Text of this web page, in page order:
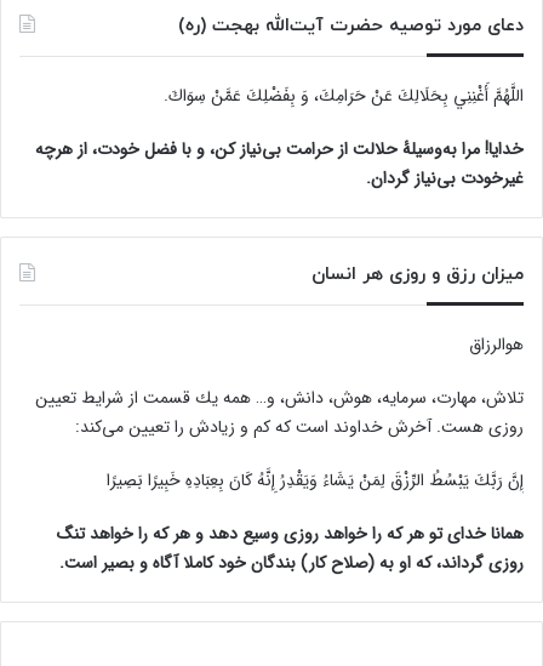
دعای مورد توصیه حضرت آیت‌الله بهجت (ره)
اللَّهُمَّ أَغْنِنِي بِحَلَالِكَ عَنْ حَرَامِكَ، وَ بِفَضْلِكَ عَمَّنْ سِوَاكَ‏.
خدایا! مرا به‌وسیلۀ حلالت از حرامت بی‌نیاز کن، و با فضل خودت، از هرچه
غیرخودت بی‌نیاز گردان.
میزان رزق و روزی هر انسان
هوالرزاق
تلاش، مهارت، سرمايه، هوش، دانش، و… همه يك قسمت از شرايط تعيين
روزى هست. آخرش خداوند است كه كم و زيادش را تعيين مى‌كند:
إِنَّ رَبَّكَ يَبْسُطُ الرِّزْقَ لِمَنْ يَشَاءُ وَيَقْدِرُ إِنَّهُ كَانَ بِعِبَادِهِ خَبِيرًا بَصِيرًا
همانا خدای تو هر که را خواهد روزی وسیع دهد و هر که را خواهد تنگ
روزی گرداند، که او به (صلاح کار) بندگان خود کاملا آگاه و بصیر است.